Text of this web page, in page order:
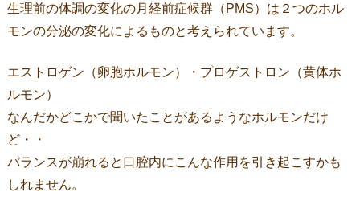
生理前の体調の変化の月経前症候群（PMS）は２つのホル
モンの分泌の変化によるものと考えられています。
エストロゲン（卵胞ホルモン）・プロゲストロン（黄体ホ
ルモン）
なんだかどこかで聞いたことがあるようなホルモンだけ
ど・・
バランスが崩れると口腔内にこんな作用を引き起こすかも
しれません。